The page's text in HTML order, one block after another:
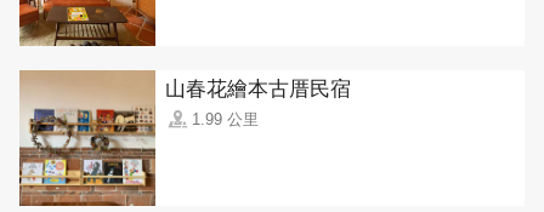
山春花繪本古厝民宿
1.99 公里